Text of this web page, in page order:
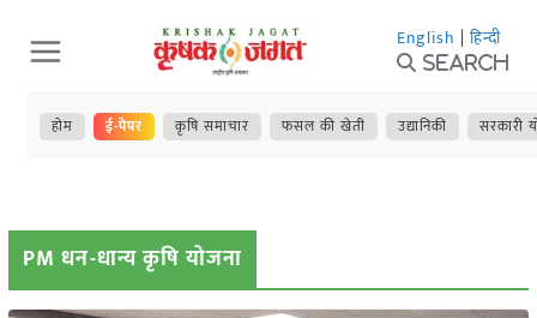
Skip
to
content
English | हिन्दी
Search
होम ई-पेपर कृषि समाचार फसल की खेती उद्यानिकी सरकारी
PM धन-धान्य कृषि योजना